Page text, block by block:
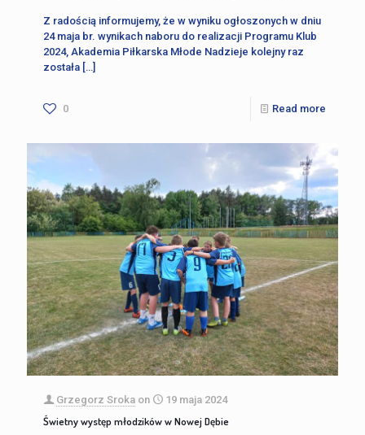
Z radością informujemy, że w wyniku ogłoszonych w dniu
24 maja br. wynikach naboru do realizacji Programu Klub
2024, Akademia Piłkarska Młode Nadzieje kolejny raz
została […]
0 Read more
Grzegorz Sroka on 19 maja 2024
Świetny występ młodzików w Nowej Dębie